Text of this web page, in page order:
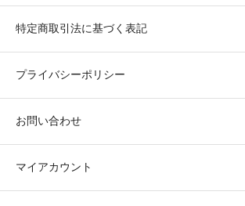
特定商取引法に基づく表記
プライバシーポリシー
お問い合わせ
マイアカウント